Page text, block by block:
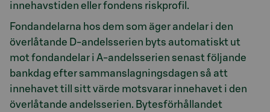
innehavstiden eller fondens riskprofil.
Fondandelarna hos dem som äger andelar i den
överlåtande D-andelsserien byts automatiskt ut
mot fondandelar i A-andelsserien senast följande
bankdag efter sammanslagningsdagen så att
innehavet till sitt värde motsvarar innehavet i den
överlåtande andelsserien. Bytesförhållandet